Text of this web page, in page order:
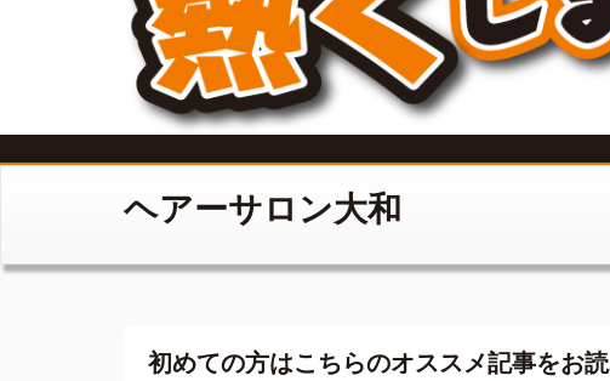
ヘアーサロン大和
初めての方はこちらのオススメ記事をお